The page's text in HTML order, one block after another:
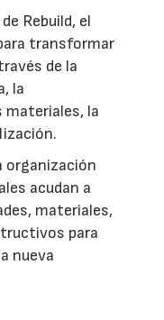
Rebuild, el
transformar
de la
la
materiales, la
organización
acudan a
materiales,
para
nueva